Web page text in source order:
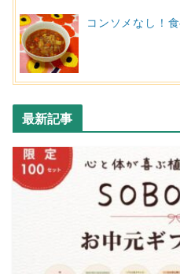
コンソメなし！
最新記事